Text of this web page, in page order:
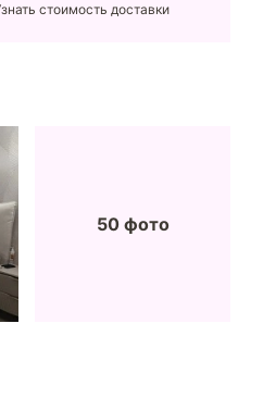
стоимость доставки
50 фото